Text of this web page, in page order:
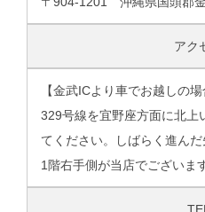
アク
【金武ICより車でお越しの場
329号線を宜野座方面に北上
てください。しばらく進ん
1階右手側が当店でございま
TEL